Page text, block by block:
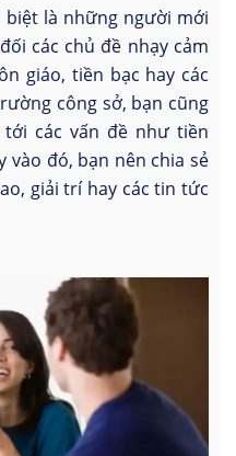
biệt là những người mới
các chủ đề nhạy cảm
giáo, tiền bạc hay các
công sở, bạn cũng
các vấn đề như tiền
vào đó, bạn nên chia sẻ
giải trí hay các tin tức